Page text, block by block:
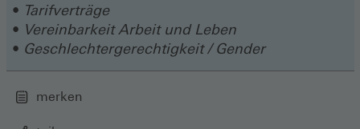
Tarifverträge
Vereinbarkeit Arbeit und Leben
Geschlechtergerechtigkeit / Gender
merken